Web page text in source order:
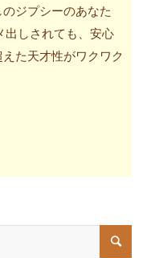
ジプシーのあなた
出しされても、安心
た天才性がワクワク